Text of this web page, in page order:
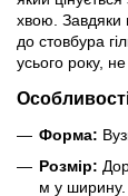
хвою. Завдяки
до стовбура
усього року,
Форма:
Розмір:
м у ширину.